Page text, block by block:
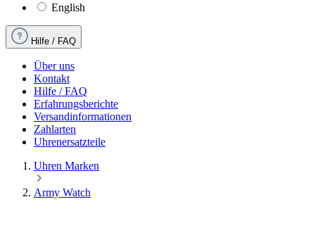
English
Hilfe / FAQ
Über uns
Kontakt
Hilfe / FAQ
Erfahrungsberichte
Versandinformationen
Zahlarten
Uhrenersatzteile
Uhren Marken
Army Watch